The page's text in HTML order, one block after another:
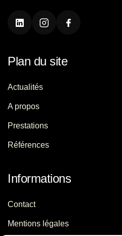
Plan du site
Actualités
A propos
Prestations
Références
Informations
Contact
Mentions légales